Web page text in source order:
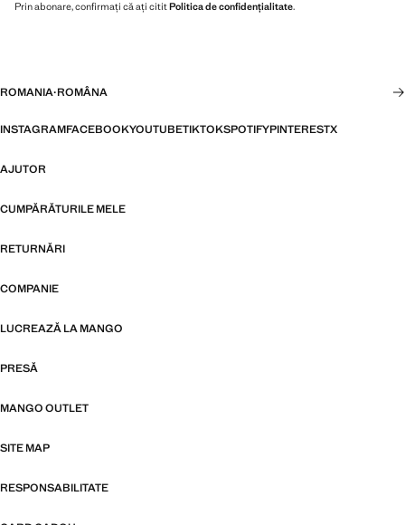
Prin abonare, confirmați că ați cititPolitica de confidențialitate.
ROMANIA·ROMÂNA
INSTAGRAMFACEBOOKYOUTUBETIKTOKSPOTIFYPINTERESTX
AJUTOR
CUMPĂRĂTURILE MELE
RETURNĂRI
COMPANIE
LUCREAZĂ LA MANGO
PRESĂ
MANGO OUTLET
SITE MAP
RESPONSABILITATE